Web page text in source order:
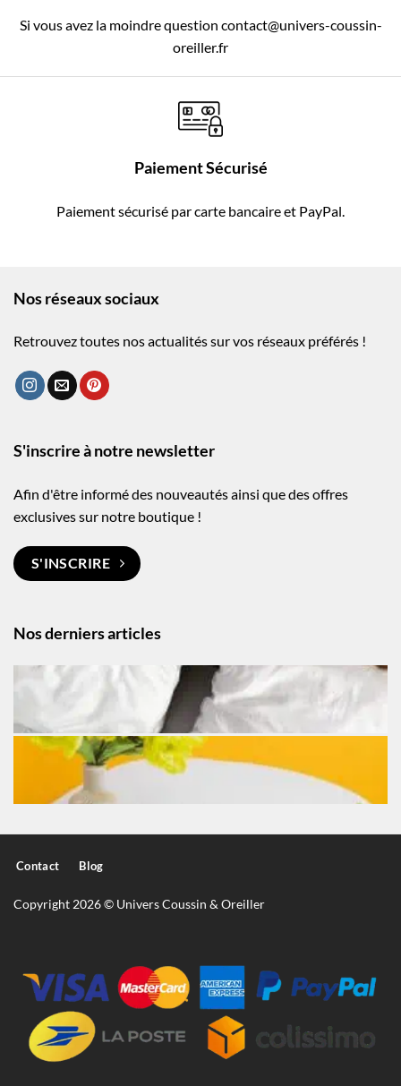
Si vous avez la moindre question contact@univers-coussin-
oreiller.fr
Paiement Sécurisé
Paiement sécurisé par carte bancaire et PayPal.
Nos réseaux sociaux
Retrouvez toutes nos actualités sur vos réseaux préférés !
Nos derniers articles
S'inscrire à notre newsletter
Afin d'être informé des nouveautés ainsi que des offres
exclusives sur notre boutique !
S'INSCRIRE
Contact Blog
Copyright 2026 © Univers Coussin & Oreiller